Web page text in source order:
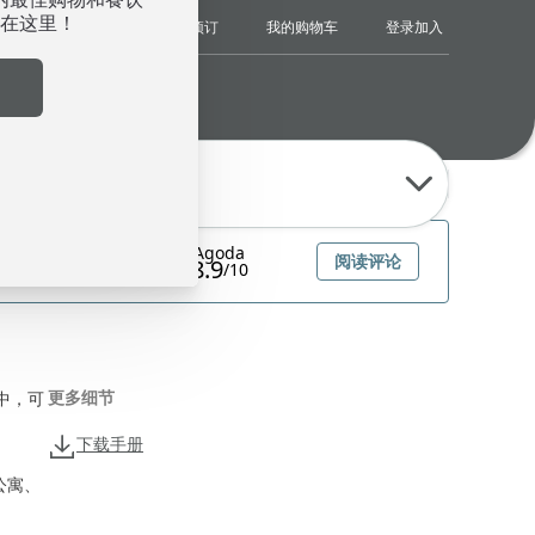
文 查找我的预订 我的购物车 登录加入
，可
、
更多细节
下载手册